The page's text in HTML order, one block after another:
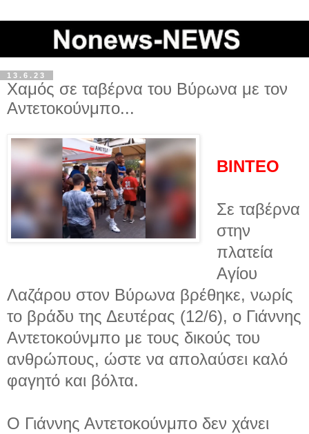
13.6.23
Χαμός σε ταβέρνα του Βύρωνα με τον
Αντετοκούνμπο...
ΒΙΝΤΕΟ
Σε ταβέρνα
στην
πλατεία
Αγίου
Λαζάρου στον Βύρωνα βρέθηκε, νωρίς
το βράδυ της Δευτέρας (12/6), ο Γιάννης
Αντετοκούνμπο με τους δικούς του
ανθρώπους, ώστε να απολαύσει καλό
φαγητό και βόλτα.
Ο Γιάννης Αντετοκούνμπο δεν χάνει